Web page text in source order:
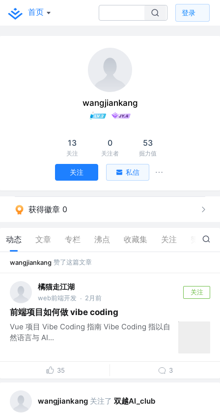
首页 登录
wangjiankang
13
关注
0
关注者
53
掘力值
关注 私信
获得徽章 0
动态 文章 专栏 沸点 收藏集 关注 89
wangjiankang 赞了这篇文章
橘猫走江湖
web前端开发 · 2月前
关注
前端项目如何做 vibe coding
Vue 项目 Vibe Coding 指南 Vibe Coding 指以自
然语言与 AI...
35 3
wangjiankang 关注了 双越AI_club